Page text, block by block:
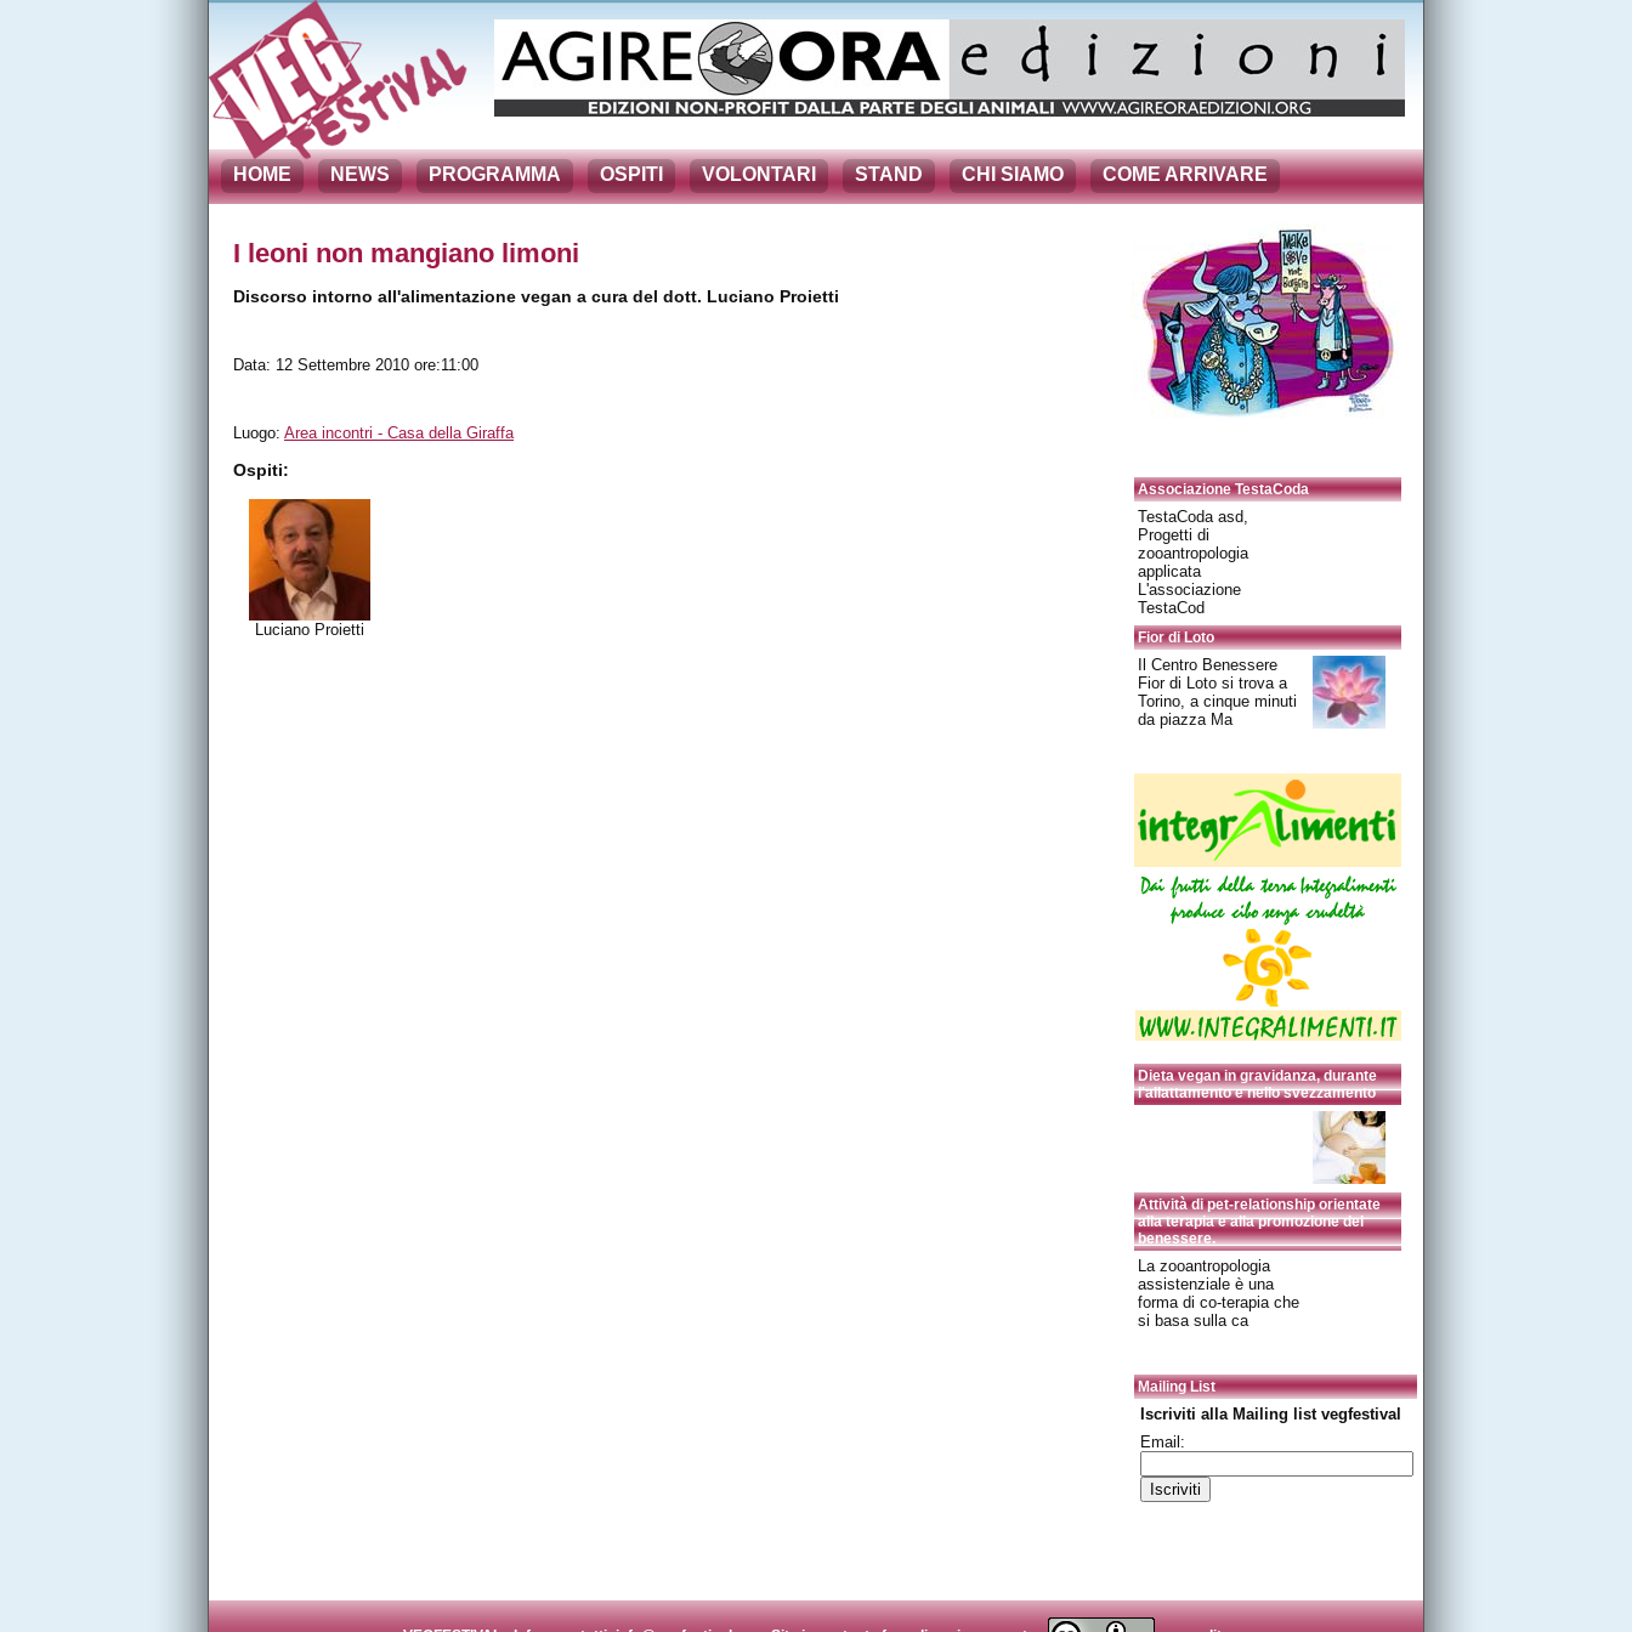
HOME NEWS PROGRAMMA OSPITI VOLONTARI STAND CHI SIAMO COME ARRIVARE
I leoni non mangiano limoni
Discorso intorno all'alimentazione vegan a cura del dott. Luciano Proietti
Data: 12 Settembre 2010 ore:11:00
Luogo: Area incontri - Casa della Giraffa
Ospiti:
Luciano Proietti
Associazione TestaCoda
TestaCoda asd,
Progetti di
zooantropologia
applicata
L'associazione
TestaCod
Fior di Loto
Il Centro Benessere
Fior di Loto si trova a
Torino, a cinque minuti
da piazza Ma
Dieta vegan in gravidanza, durante
l'allattamento e nello svezzamento
Attività di pet-relationship orientate
alla terapia e alla promozione del
benessere.
La zooantropologia
assistenziale è una
forma di co-terapia che
si basa sulla ca
Mailing List
Iscriviti alla Mailing list vegfestival
Email: